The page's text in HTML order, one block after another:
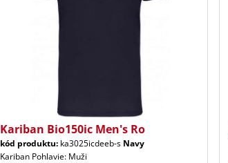
Kariban Bio150ic Men's Ro
kód produktu: ka3025icdeeb-s Navy
Kariban Pohlavie: Muži